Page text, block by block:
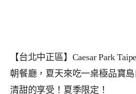
【台北中正區】Caesar Park
朝餐廳，夏天來吃一桌極品寶
清甜的享受！夏季限定！